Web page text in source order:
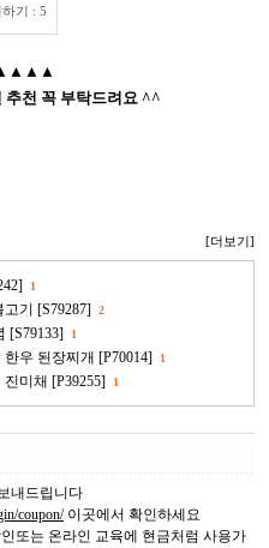
하기 : 5
추천 꼭 부탁드려요 ^^
[더보기]
1
기 [S79287] 2
[S79133] 1
우 된장찌개 [P70014] 1
미채 [P39255] 1
내드립니다
coupon/이곳에서 확인하세요
또는 온라인 교육에 현금처럼 사용가